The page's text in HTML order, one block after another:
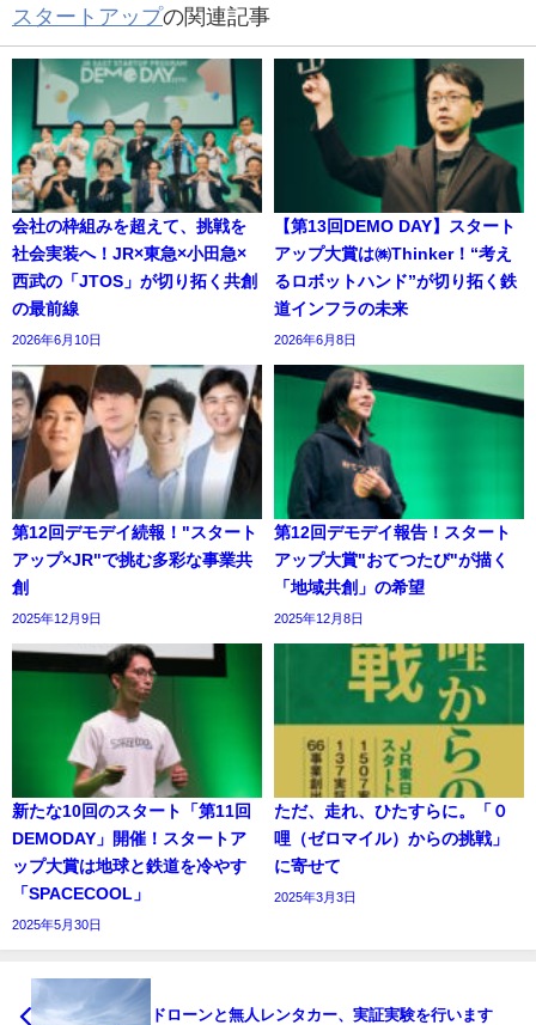
スタートアップの関連記事
会社の枠組みを超えて、挑戦を
社会実装へ！JR×東急×小田急×
西武の「JTOS」が切り拓く共創
の最前線
2026年6月10日
【第13回DEMO DAY】スタート
アップ大賞は㈱Thinker！“考え
るロボットハンド”が切り拓く鉄
道インフラの未来
2026年6月8日
第12回デモデイ続報！"スタート
アップ×JR"で挑む多彩な事業共
創
2025年12月9日
第12回デモデイ報告！スタート
アップ大賞"おてつたび"が描く
「地域共創」の希望
2025年12月8日
新たな10回のスタート「第11回
DEMODAY」開催！スタートア
ップ大賞は地球と鉄道を冷やす
「SPACECOOL」
2025年5月30日
ただ、走れ、ひたすらに。「０
哩（ゼロマイル）からの挑戦」
に寄せて
2025年3月3日
ドローンと無人レンタカー、実証実験を行います